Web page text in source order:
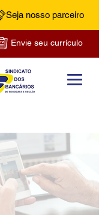
Seja nosso parceiro
Envie seu currículo